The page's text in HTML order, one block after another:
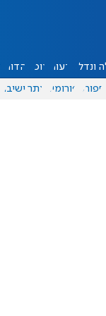
ונדל"ן דעות אוכל יהדות
ספורט פורומים אתר ישיבה